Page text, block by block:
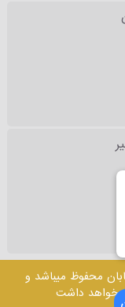
محفوظ میباشد و
خواهد داشت